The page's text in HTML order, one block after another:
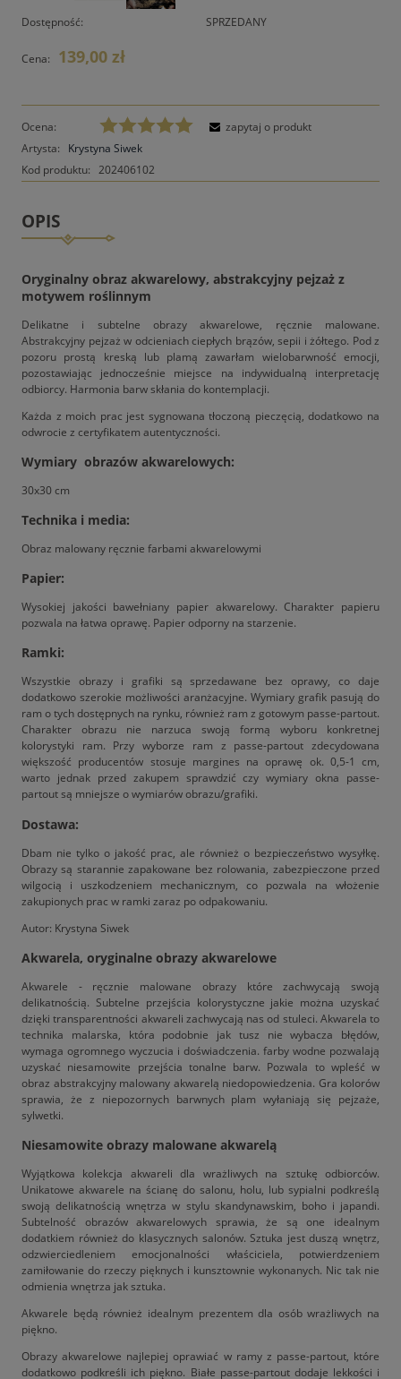
Dostępność: SPRZEDANY
Cena: 139,00 zł
Ocena:
Artysta:
Krystyna Siwek
Kod produktu: 202406102
zapytaj o produkt
OPIS
Oryginalny obraz akwarelowy, abstrakcyjny pejzaż z
motywem roślinnym
Delikatne i subtelne obrazy akwarelowe, ręcznie malowane.
Abstrakcyjny pejzaż w odcieniach ciepłych brązów, sepii i żółtego. Pod z
pozoru prostą kreską lub plamą zawarłam wielobarwność emocji,
pozostawiając jednocześnie miejsce na indywidualną interpretację
odbiorcy. Harmonia barw skłania do kontemplacji.
Każda z moich prac jest sygnowana tłoczoną pieczęcią, dodatkowo na
odwrocie z certyfikatem autentyczności.
Wymiary obrazów akwarelowych:
30x30 cm
Technika i media:
Obraz malowany ręcznie farbami akwarelowymi
Papier:
Wysokiej jakości bawełniany papier akwarelowy. Charakter papieru
pozwala na łatwa oprawę. Papier odporny na starzenie.
Ramki:
Wszystkie obrazy i grafiki są sprzedawane bez oprawy, co daje
dodatkowo szerokie możliwości aranżacyjne. Wymiary grafik pasują do
ram o tych dostępnych na rynku, również ram z gotowym passe-partout.
Charakter obrazu nie narzuca swoją formą wyboru konkretnej
kolorystyki ram. Przy wyborze ram z passe-partout zdecydowana
większość producentów stosuje margines na oprawę ok. 0,5-1 cm,
warto jednak przed zakupem sprawdzić czy wymiary okna passe-
partout są mniejsze o wymiarów obrazu/grafiki.
Dostawa:
Dbam nie tylko o jakość prac, ale również o bezpieczeństwo wysyłkę.
Obrazy są starannie zapakowane bez rolowania, zabezpieczone przed
wilgocią i uszkodzeniem mechanicznym, co pozwala na włożenie
zakupionych prac w ramki zaraz po odpakowaniu.
Autor: Krystyna Siwek
Akwarela, oryginalne obrazy akwarelowe
Akwarele - ręcznie malowane obrazy które zachwycają swoją
delikatnością. Subtelne przejścia kolorystyczne jakie można uzyskać
dzięki transparentności akwareli zachwycają nas od stuleci. Akwarela to
technika malarska, która podobnie jak tusz nie wybacza błędów,
wymaga ogromnego wyczucia i doświadczenia. farby wodne pozwalają
uzyskać niesamowite przejścia tonalne barw. Pozwala to wpleść w
obraz abstrakcyjny malowany akwarelą niedopowiedzenia. Gra kolorów
sprawia, że z niepozornych barwnych plam wyłaniają się pejzaże,
sylwetki.
Niesamowite obrazy malowane akwarelą
Wyjątkowa kolekcja akwareli dla wrażliwych na sztukę odbiorców.
Unikatowe akwarele na ścianę do salonu, holu, lub sypialni podkreślą
swoją delikatnością wnętrza w stylu skandynawskim, boho i japandi.
Subtelność obrazów akwarelowych sprawia, że są one idealnym
dodatkiem również do klasycznych salonów. Sztuka jest duszą wnętrz,
odzwierciedleniem emocjonalności właściciela, potwierdzeniem
zamiłowanie do rzeczy pięknych i kunsztownie wykonanych. Nic tak nie
odmienia wnętrza jak sztuka.
Akwarele będą również idealnym prezentem dla osób wrażliwych na
piękno.
Obrazy akwarelowe najlepiej oprawiać w ramy z passe-partout, które
dodatkowo podkreśli ich piękno. Białe passe-partout dodaje lekkości i